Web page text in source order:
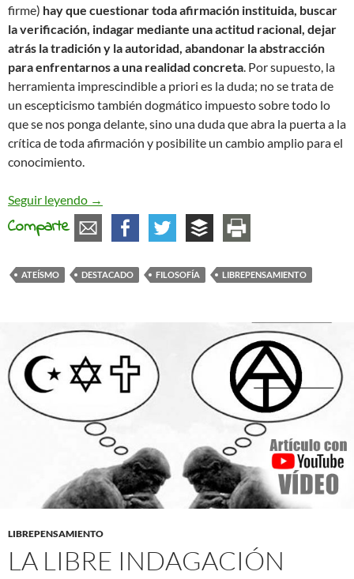
firme) hay que cuestionar toda afirmación instituida, buscar
la verificación, indagar mediante una actitud racional, dejar
atrás la tradición y la autoridad, abandonar la abstracción
para enfrentarnos a una realidad concreta. Por supuesto, la
herramienta imprescindible a priori es la duda; no se trata de
un escepticismo también dogmático impuesto sobre todo lo
que se nos ponga delante, sino una duda que abra la puerta a la
crítica de toda afirmación y posibilite un cambio amplio para el
conocimiento.
Seguir leyendo Reflexiones sobre el librepensamiento
→
Comparte
ATEÍSMO DESTACADO FILOSOFÍA LIBREPENSAMIENTO
LIBREPENSAMIENTO
LA LIBRE INDAGACIÓN